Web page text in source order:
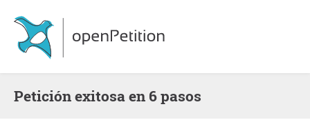
Petición exitosa en 6 pasos